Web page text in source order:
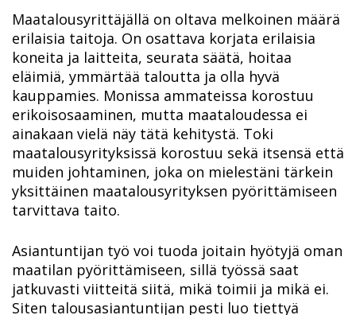
Maatalousyrittäjällä on oltava melkoinen määrä
erilaisia taitoja. On osattava korjata erilaisia
koneita ja laitteita, seurata säätä, hoitaa
eläimiä, ymmärtää taloutta ja olla hyvä
kauppamies. Monissa ammateissa korostuu
erikoisosaaminen, mutta maataloudessa ei
ainakaan vielä näy tätä kehitystä. Toki
maatalousyrityksissä korostuu sekä itsensä että
muiden johtaminen, joka on mielestäni tärkein
yksittäinen maatalousyrityksen pyörittämiseen
tarvittava taito.
Asiantuntijan työ voi tuoda joitain hyötyjä oman
maatilan pyörittämiseen, sillä työssä saat
jatkuvasti viitteitä siitä, mikä toimii ja mikä ei.
Siten talousasiantuntijan pesti luo tiettyä